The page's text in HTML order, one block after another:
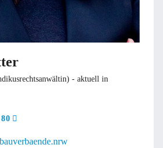
- aktuell in